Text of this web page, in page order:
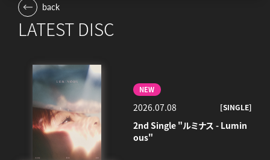
back
LATEST DISC
NEW
2026.07.08 [SINGLE]
2nd Single "ルミナス - Lumin
ous"